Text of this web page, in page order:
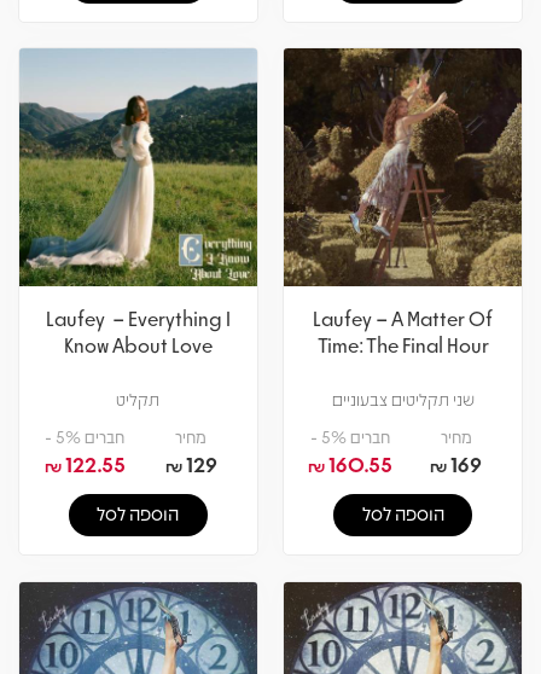
Laufey – A Matter Of
Time: The Final Hour
שני תקליטים צבעוניים
מחיר
169
₪
חברים 5% -
160.55
₪
הוספה לסל
Laufey – Everything I
Know About Love
תקליט
מחיר
129
₪
חברים 5% -
122.55
₪
הוספה לסל